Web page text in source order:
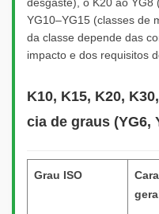
desgaste), o K20 ao YG8
YG10–YG15 (classes de
da classe depende das
impacto e dos requisitos
K10, K15, K20,
cia de graus (YG6,
Grau ISO